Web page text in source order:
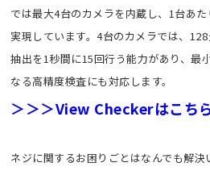
では最大4台のカメラを内蔵し、1台あ
実現しています。4台のカメラでは、
抽出を1秒間に15回行う能力があり、最
なる高精度検査にも対応します。
＞＞＞View Checkerはこち
ネジに関するお困りごとはなんでも解